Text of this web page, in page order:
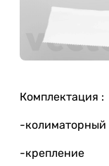
Комплектация :
-колиматорный
-крепление